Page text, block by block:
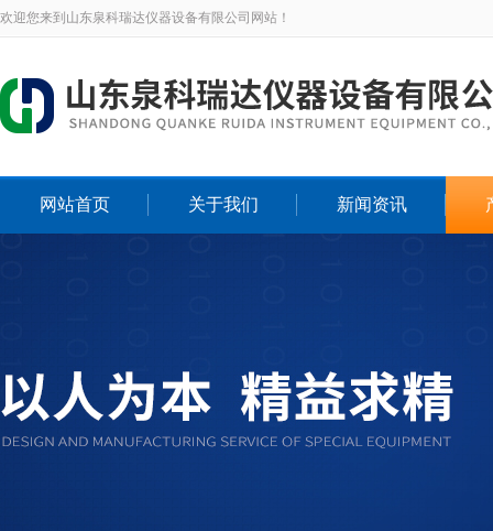
欢迎您来到山东泉科瑞达仪器设备有限公司网站！
网站首页 关于我们 新闻资讯